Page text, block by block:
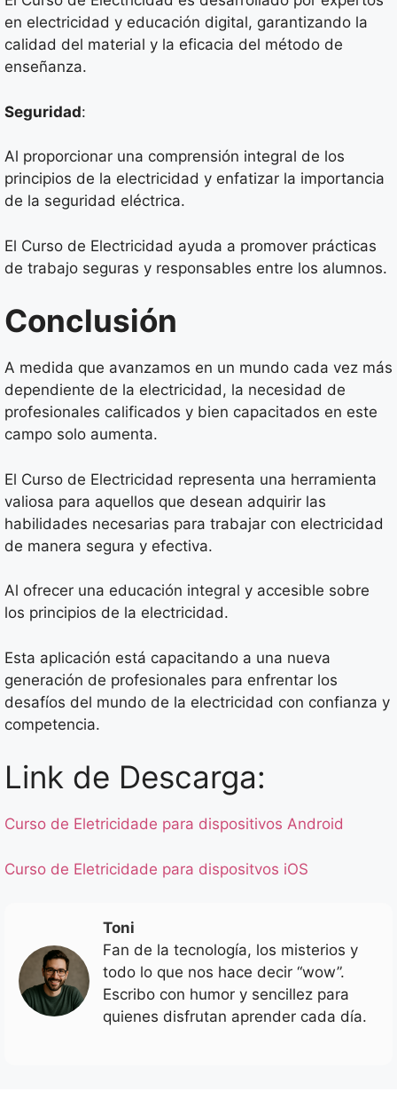
en electricidad y educación digital, garantizando la
calidad del material y la eficacia del método de
enseñanza.
Seguridad:
Al proporcionar una comprensión integral de los
principios de la electricidad y enfatizar la importancia
de la seguridad eléctrica.
El Curso de Electricidad ayuda a promover prácticas
de trabajo seguras y responsables entre los alumnos.
Conclusión
A medida que avanzamos en un mundo cada vez más
dependiente de la electricidad, la necesidad de
profesionales calificados y bien capacitados en este
campo solo aumenta.
El Curso de Electricidad representa una herramienta
valiosa para aquellos que desean adquirir las
habilidades necesarias para trabajar con electricidad
de manera segura y efectiva.
Al ofrecer una educación integral y accesible sobre
los principios de la electricidad.
Esta aplicación está capacitando a una nueva
generación de profesionales para enfrentar los
desafíos del mundo de la electricidad con confianza y
competencia.
Link de Descarga:
Curso de Eletricidade para dispositivos Android
Curso de Eletricidade para dispositvos iOS
Toni
Fan de la tecnología, los misterios y
todo lo que nos hace decir “wow”.
Escribo con humor y sencillez para
quienes disfrutan aprender cada día.